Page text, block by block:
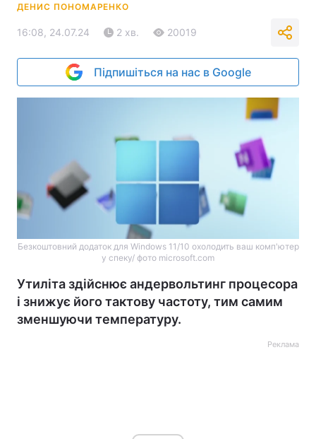
ДЕНИС ПОНОМАРЕНКО
16:08, 24.07.24 2 хв. 20019
Підпишіться на нас в Google
Безкоштовний додаток для Windows 11/10 охолодить ваш комп'ютер
у спеку/ фото microsoft.com
Утиліта здійснює андервольтинг процесора
і знижує його тактову частоту, тим самим
зменшуючи температуру.
Реклама